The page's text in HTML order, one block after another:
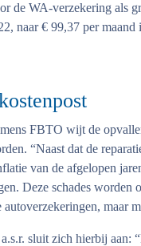
de WA-verzekering als
naar € 99,37 per maand
FBTO wijt de
“Naast dat de
van de afgelopen
Deze schades worden
maar
sluit zich hierbij aan: